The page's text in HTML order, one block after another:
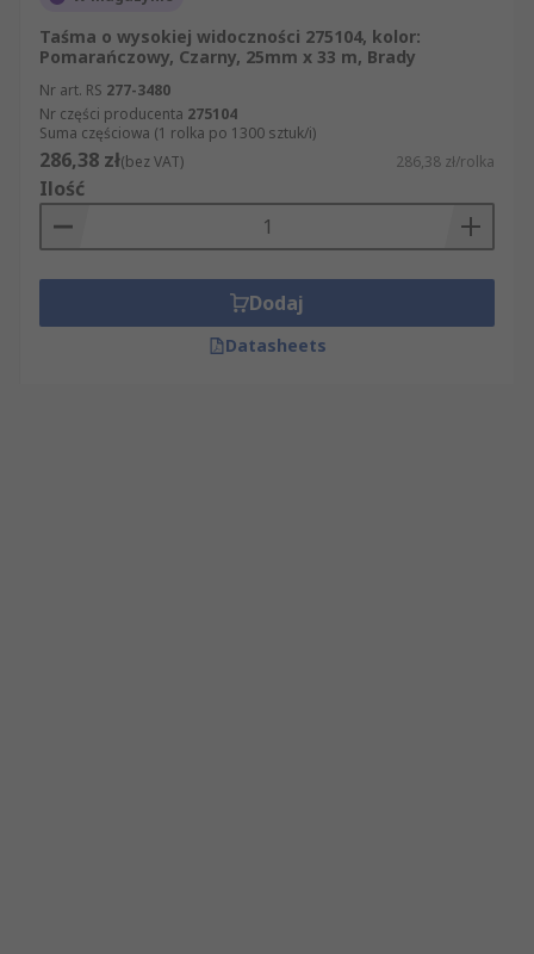
Taśma o wysokiej widoczności 275104, kolor:
Pomarańczowy, Czarny, 25mm x 33 m, Brady
Nr art. RS 277-3480
Nr części producenta 275104
Suma częściowa (1 rolka po 1300 sztuk/i)
286,38 zł(bez VAT) 286,38 zł/rolka
Ilość
Dodaj
Datasheets